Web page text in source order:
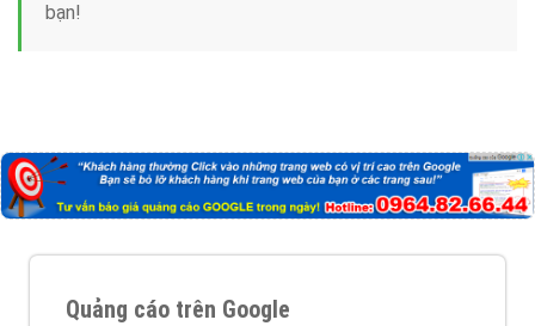
bạn!
Quảng cáo trên Google